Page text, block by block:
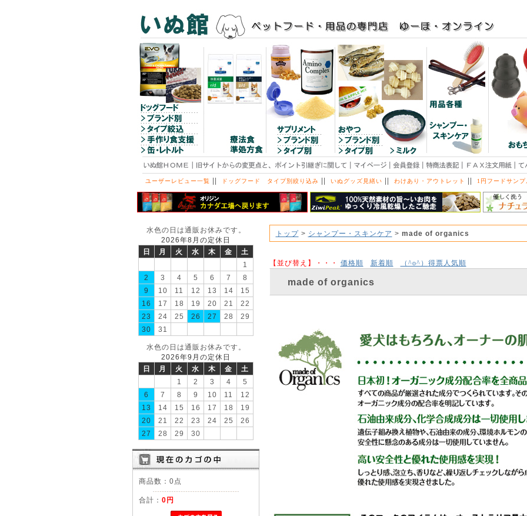
ユーザーレビュー一覧 || ドッグフード タイプ別絞り込み || いぬグッズ見繕い || わけあり・アウトレット || 1円フードサンプ
水色の日は通販お休みです。
2026年8月の定休日
日
月 火 水 木 金
土
1
2
3 4 5 6 7
8
9
10 11 12 13 14
15
16
17 18 19 20 21
22
23
24 25 26 27 28
29
30
31
水色の日は通販お休みです。
2026年9月の定休日
日
月 火 水 木 金
土
1
2 3 4
5
6
7 8 9 10 11
12
13
14 15 16 17 18
19
20
21 22 23 24 25
26
27
28 29 30
商品数：0点
合計： 0円
トップ> シャンプー・スキンケア > made of organics
【並び替え】・・・ 価格順 新着順 （^o^） 得票人気順
made of organics